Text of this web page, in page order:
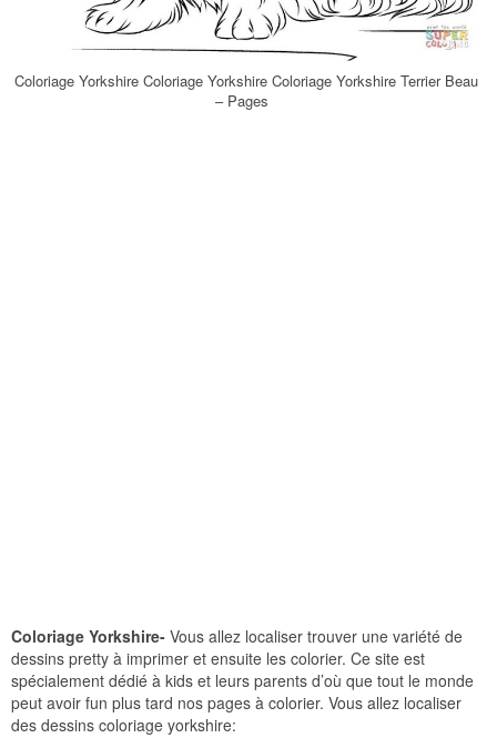
Coloriage Yorkshire Coloriage Yorkshire Coloriage Yorkshire Terrier Beau
– Pages
Coloriage Yorkshire- Vous allez localiser trouver une variété de
dessins pretty à imprimer et ensuite les colorier. Ce site est
spécialement dédié à kids et leurs parents d’où que tout le monde
peut avoir fun plus tard nos pages à colorier. Vous allez localiser
des dessins coloriage yorkshire: